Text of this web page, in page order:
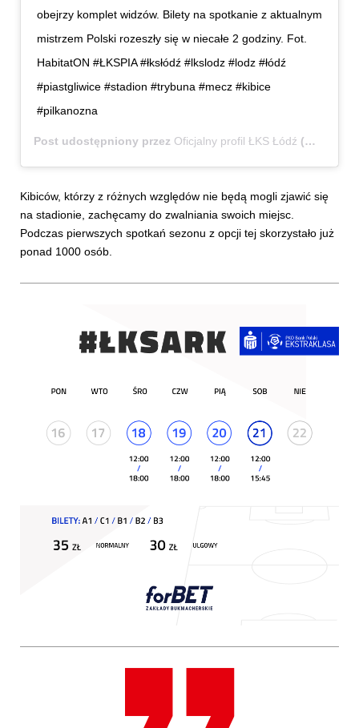
obejrzy komplet widzów. Bilety na spotkanie z aktualnym
mistrzem Polski rozeszły się w niecałe 2 godziny. Fot.
HabitatON #ŁKSPIA #łksłódź #lkslodz #lodz #łódź
#piastgliwice #stadion #trybuna #mecz #kibice
#pilkanozna
Post udostępniony przez Oficjalny profil ŁKS Łódź (@lkslodz)
Kibiców, którzy z różnych względów nie będą mogli zjawić się
na stadionie, zachęcamy do zwalniania swoich miejsc.
Podczas pierwszych spotkań sezonu z opcji tej skorzystało już
ponad 1000 osób.